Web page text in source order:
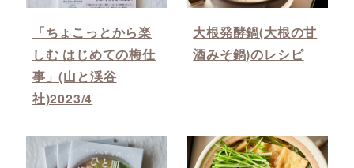
「ちょこっとから楽
しむ はじめての梅仕
事」(山と渓谷
社)2023/4
大根発酵鍋(大根の甘
酒みそ鍋)のレシピ